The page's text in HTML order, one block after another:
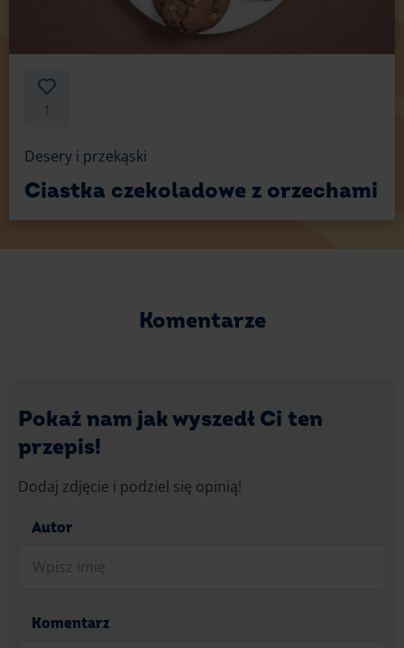
1
Desery i przekąski
Ciastka czekoladowe z orzechami
Komentarze
Pokaż nam jak wyszedł Ci ten
przepis!
Dodaj zdjęcie i podziel się opinią!
Autor
Komentarz